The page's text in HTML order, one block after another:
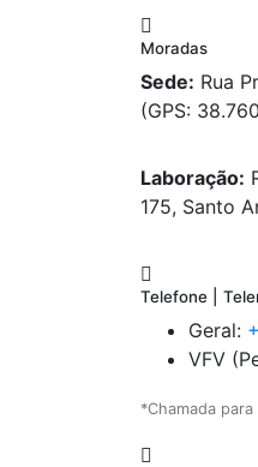
Moradas
Sede: Rua
(GPS:
Laboração:
175, Santo
Telefone |
Geral:
VFV
*Chamada